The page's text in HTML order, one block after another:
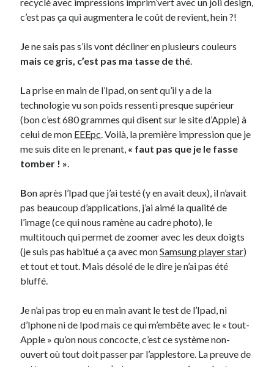
A Lyon
Bon plan du dimanche
Daddy
Engagé
Geek
Green
Humeur
Lectures
Lyon à Livre Ouvert
Mini-monsieur
Non classé
Parole de Follower
Patchwork
Photos
Post inutile
Sons
Sorties cuculturelles
Tavukoi
Vidéos
c’est pas ça qui augmentera le coût de revient, hein ?!
Je ne sais pas s’ils vont décliner en plusieurs couleurs
mais ce gris, c’est pas ma tasse de thé.
La prise en main de l’Ipad, on sent qu’il y a de la
technologie vu son poids ressenti presque supérieur
(bon c’est 680 grammes qui disent sur le site d’Apple) à
celui de mon EEEpc. Voilà, la première impression que je
me suis dite en le prenant, « faut pas que je le fasse
tomber ! ».
Bon après l’Ipad que j’ai testé (y en avait deux), il n’avait
pas beaucoup d’applications, j’ai aimé la qualité de
l’image (ce qui nous ramène au cadre photo), le
multitouch qui permet de zoomer avec les deux doigts
(je suis pas habitué a ça avec monSamsung player star)
et tout et tout. Mais désolé de le dire je n’ai pas été
bluffé.
Je n’ai pas trop eu en main avant le test de l’Ipad, ni
d’Iphone ni de Ipod mais ce qui m’embête avec le « tout-
Apple » qu’on nous concocte, c’est ce système non-
ouvert où tout doit passer par l’applestore. La preuve de